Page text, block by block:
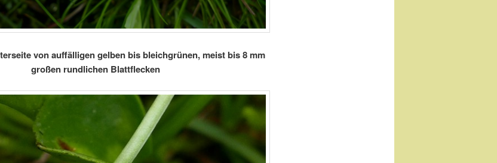
von auffälligen gelben bis bleichgrünen, meist bis 8 mm
großen rundlichen Blattflecken